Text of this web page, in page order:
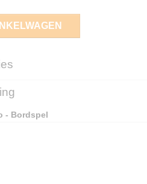
- Bordspel